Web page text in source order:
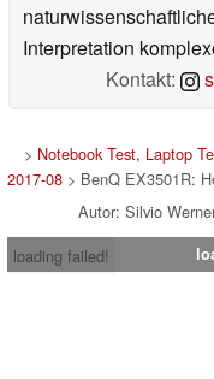
Interpretation
Kontakt:
> Notebook Test, Laptop
2017-08> BenQ EX3501R:
Autor: Silvio
loading failed!